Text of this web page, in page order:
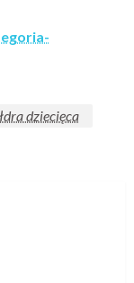
dziecięca